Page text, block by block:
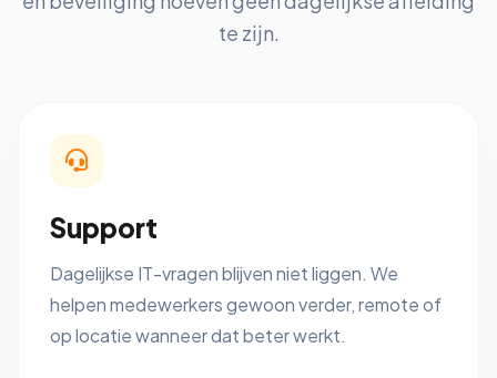
te zijn.
Support
Dagelijkse IT-vragen blijven niet liggen. We
helpen medewerkers gewoon verder, remote of
op locatie wanneer dat beter werkt.